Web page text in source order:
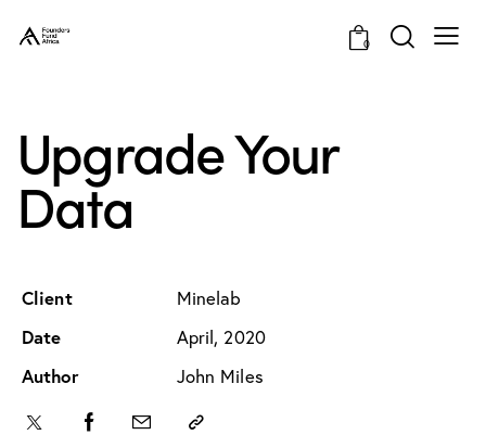
0
Upgrade Your
Data
Client
Minelab
Date
April, 2020
Author
John Miles